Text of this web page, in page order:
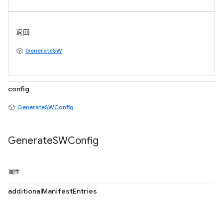
返回
GenerateSW
config
GenerateSWConfig
GenerateSWConfig
属性
additionalManifestEntries